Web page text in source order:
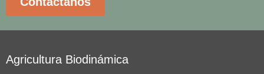
Agricultura Biodinámica